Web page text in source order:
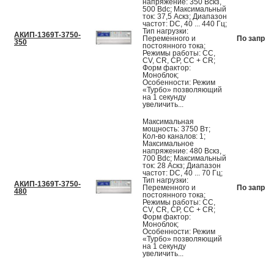
АКИП-1369Т-3750-
350
напряжение: 350 Вскз,
500 Вdc; Максимальный
ток: 37,5 Аскз; Диапазон
частот: DC, 40 ... 440 Гц;
Тип нагрузки:
Переменного и
постоянного тока;
Режимы работы: CC,
CV, CR, CP, CC + CR;
Форм фактор:
Моноблок;
Особенности: Режим
«Турбо» позволяющий
на 1 секунду
увеличить...
По
АКИП-1369Т-3750-
480
Максимальная
мощность: 3750 Вт;
Кол-во каналов: 1;
Максимальное
напряжение: 480 Вскз,
700 Вdc; Максимальный
ток: 28 Аскз; Диапазон
частот: DC, 40 ... 70 Гц;
Тип нагрузки:
Переменного и
постоянного тока;
Режимы работы: CC,
CV, CR, CP, CC + CR;
Форм фактор:
Моноблок;
Особенности: Режим
«Турбо» позволяющий
на 1 секунду
увеличить...
По